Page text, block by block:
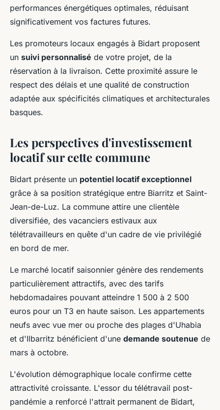
performances énergétiques optimales, réduisant
significativement vos factures futures.
Les promoteurs locaux engagés à Bidart proposent
un suivi personnalisé de votre projet, de la
réservation à la livraison. Cette proximité assure le
respect des délais et une qualité de construction
adaptée aux spécificités climatiques et architecturales
basques.
Les perspectives d'investissement
locatif sur cette commune
Bidart présente un potentiel locatif exceptionnel
grâce à sa position stratégique entre Biarritz et Saint-
Jean-de-Luz. La commune attire une clientèle
diversifiée, des vacanciers estivaux aux
télétravailleurs en quête d'un cadre de vie privilégié
en bord de mer.
Le marché locatif saisonnier génère des rendements
particulièrement attractifs, avec des tarifs
hebdomadaires pouvant atteindre 1 500 à 2 500
euros pour un T3 en haute saison. Les appartements
neufs avec vue mer ou proche des plages d'Uhabia
et d'Ilbarritz bénéficient d'une demande soutenue de
mars à octobre.
L'évolution démographique locale confirme cette
attractivité croissante. L'essor du télétravail post-
pandémie a renforcé l'attrait permanent de Bidart,